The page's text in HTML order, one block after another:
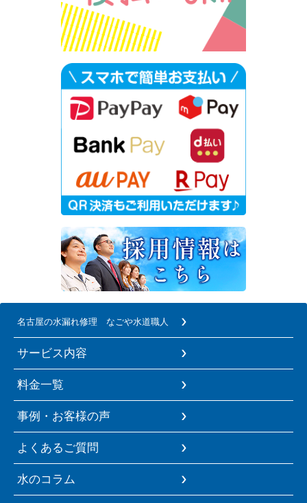
名古屋の水漏れ修理 なごや水道職人
サービス内容
料金一覧
事例・お客様の声
よくあるご質問
水のコラム